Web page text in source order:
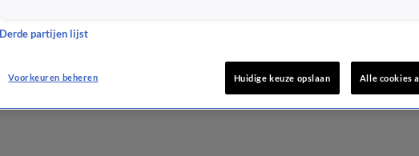
Derde partijen lijst
Voorkeuren beheren Huidige keuze opslaan Alle cookies